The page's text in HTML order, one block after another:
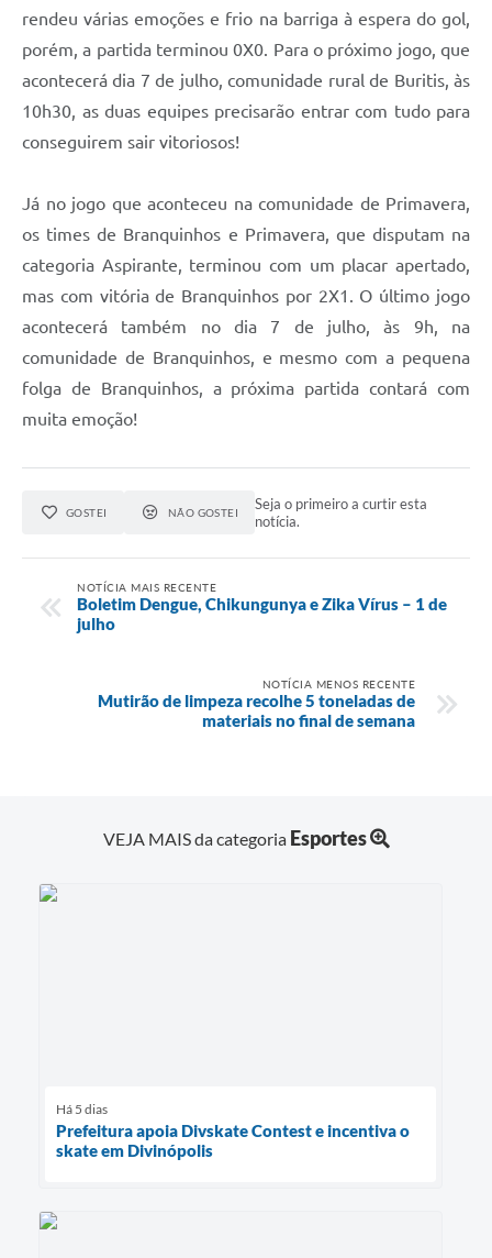
rendeu várias emoções e frio na barriga à espera do gol,
porém, a partida terminou 0X0. Para o próximo jogo, que
acontecerá dia 7 de julho, comunidade rural de Buritis, às
10h30, as duas equipes precisarão entrar com tudo para
conseguirem sair vitoriosos!
Já no jogo que aconteceu na comunidade de Primavera,
os times de Branquinhos e Primavera, que disputam na
categoria Aspirante, terminou com um placar apertado,
mas com vitória de Branquinhos por 2X1. O último jogo
acontecerá também no dia 7 de julho, às 9h, na
comunidade de Branquinhos, e mesmo com a pequena
folga de Branquinhos, a próxima partida contará com
muita emoção!
GOSTEI NÃO GOSTEI
Seja o primeiro a curtir esta
notícia.
NOTÍCIA MAIS RECENTE
Boletim Dengue, Chikungunya e Zika Vírus – 1 de
julho
NOTÍCIA MENOS RECENTE
Mutirão de limpeza recolhe 5 toneladas de
materiais no final de semana
VEJA MAIS da categoria Esportes
Há 5 dias
Prefeitura apoia Divskate Contest e incentiva o
skate em Divinópolis